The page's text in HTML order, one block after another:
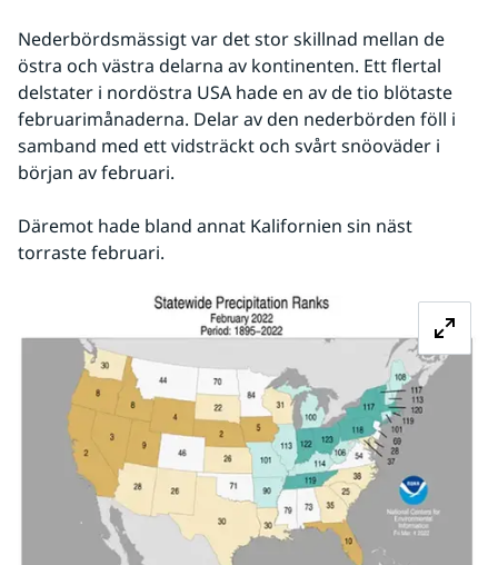
Nederbördsmässigt var det stor skillnad mellan de
östra och västra delarna av kontinenten. Ett flertal
delstater i nordöstra USA hade en av de tio blötaste
februarimånaderna. Delar av den nederbörden föll i
samband med ett vidsträckt och svårt snöoväder i
början av februari.
Däremot hade bland annat Kalifornien sin näst
torraste februari.